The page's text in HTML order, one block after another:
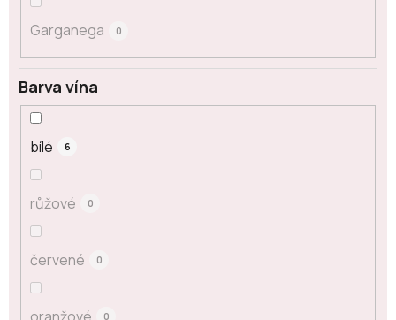
Garganega 0
Barva vína
bílé 6
růžové 0
červené 0
0